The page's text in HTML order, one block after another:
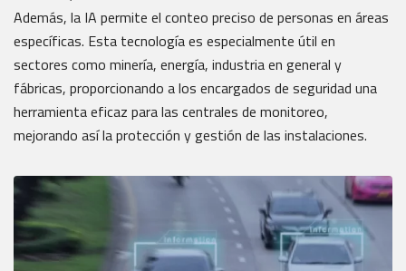
Además, la IA permite el conteo preciso de personas en áreas
específicas. Esta tecnología es especialmente útil en
sectores como minería, energía, industria en general y
fábricas, proporcionando a los encargados de seguridad una
herramienta eficaz para las centrales de monitoreo,
mejorando así la protección y gestión de las instalaciones.